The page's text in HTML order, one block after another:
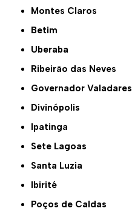
Montes Claros
Betim
Uberaba
Ribeirão das Neves
Governador Valadares
Divinópolis
Ipatinga
Sete Lagoas
Santa Luzia
Ibirité
Poços de Caldas